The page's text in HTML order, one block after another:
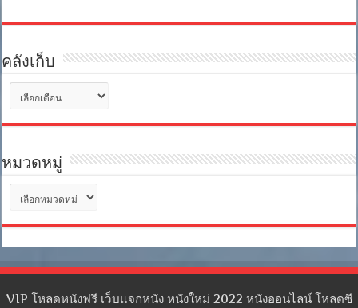
คลังเก็บ
คลัง
เก็บ
หมวดหมู่
หมวด
หมู่
VIP โหลดหนังฟรี เว็บแจกหนัง หนังใหม่ 2022 หนังออนไลน์ โหลดซี